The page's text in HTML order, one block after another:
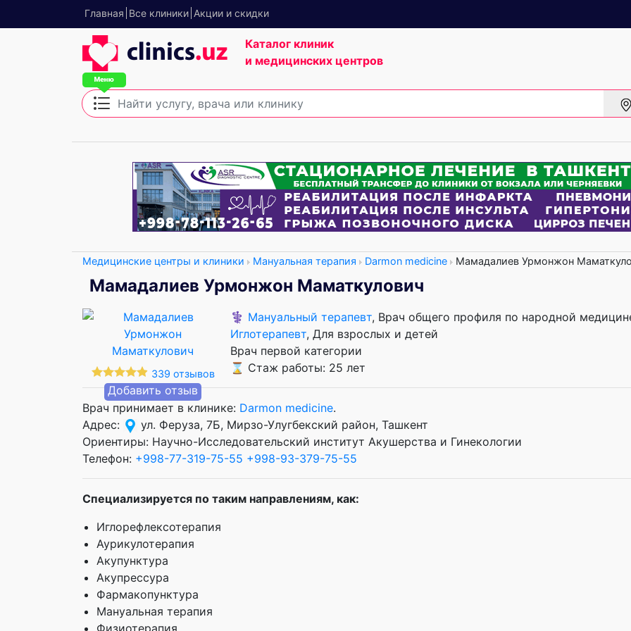
Главная Все клиники Акции и скидки
Каталог клиник
и медицинских центров
Медицинские центры и клиники Мануальная терапия Darmon medicine Мамадалиев Урмонжон
Мамадалиев Урмонжон Маматкулович
339 отзывов
Добавить отзыв
⚕️ Мануальный терапевт, Врач общего профиля по народной
Иглотерапевт, Для взрослых и детей
Врач первой категории
⌛ Стаж работы: 25 лет
Врач принимает в клинике: Darmon medicine.
Адрес:
ул. Феруза, 7Б, Мирзо-Улугбекский район, Ташкент
Ориентиры: Научно-Исследовательский институт Акушерства и Гинекологии
Телефон: +998-77-319-75-55 +998-93-379-75-55
Специализируется по таким направлениям, как:
Иглорефлексотерапия
Аурикулотерапия
Акупунктура
Акупрессура
Фармакопунктура
Мануальная терапия
Физиотерапия